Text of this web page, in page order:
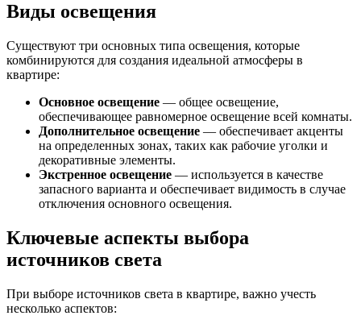
Виды освещения
Существуют три основных типа освещения, которые
комбинируются для создания идеальной атмосферы в
квартире:
Основное освещение — общее освещение,
обеспечивающее равномерное освещение всей комнаты.
Дополнительное освещение — обеспечивает акценты
на определенных зонах, таких как рабочие уголки и
декоративные элементы.
Экстренное освещение — используется в качестве
запасного варианта и обеспечивает видимость в случае
отключения основного освещения.
Ключевые аспекты выбора
источников света
При выборе источников света в квартире, важно учесть
несколько аспектов: